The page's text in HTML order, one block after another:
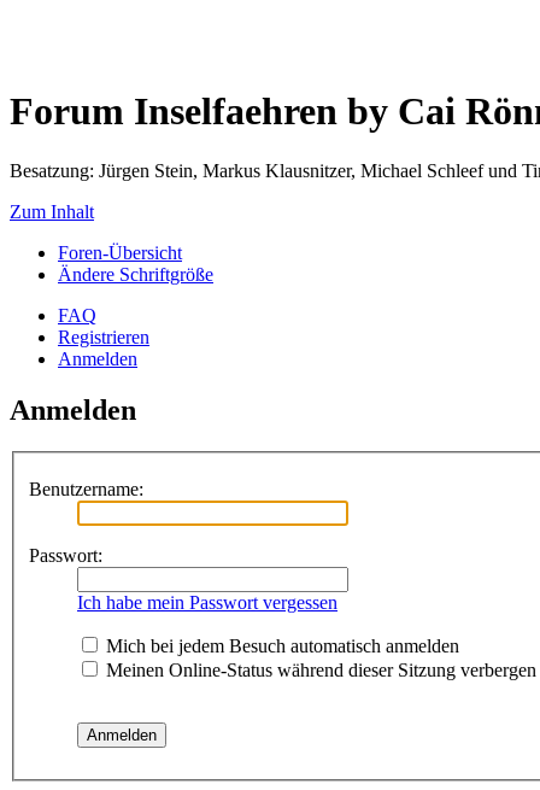
Forum Inselfaehren by Cai
Besatzung: Jürgen Stein, Markus Klausnitzer, Michael Schleef und
Zum Inhalt
Foren-Übersicht
Ändere Schriftgröße
FAQ
Registrieren
Anmelden
Anmelden
Benutzername:
Passwort:
Ich habe mein Passwort vergessen
Mich bei jedem Besuch automatisch anmelden
Meinen Online-Status während dieser Sitzung verbergen